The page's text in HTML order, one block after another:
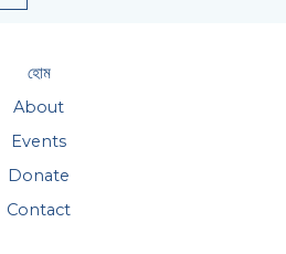
হোম
About
Events
Donate
Contact